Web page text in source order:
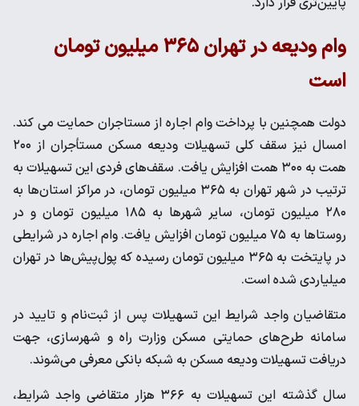
وام ودیعه در تهران ۳۶۵ میلیون تومان
است
دولت همچنین با پرداخت وام اجاره از مستاجران حمایت می کند.
امسال نیز سقف کلی تسهیلات ودیعه مسکن مستأجران از ۲۰۰
همت به ۳۰۰ همت افزایش یافت. سقف‌های فردی این تسهیلات به
ترتیب در شهر تهران به ۳۶۵ میلیون تومان، در مراکز استان‌ها به
۲۸۰ میلیون تومان، سایر شهرها به ۱۸۵ میلیون تومان و در
روستاها به ۷۵ میلیون تومان افزایش یافت. وام اجاره در شرایطی
در پایتخت به ۳۶۵ میلیون تومان رسیده که پول‌پیش‌ها در تهران
میلیاردی شده است.
متقاضیان واجد شرایط این تسهیلات پس از ثبت‌نام و تایید در
سامانه طرح‌های حمایتی مسکن وزارت راه و شهرسازی، جهت
دریافت تسهیلات ودیعه مسکن به شبکه بانکی معرفی می‌شوند.
سال گذشته این تسهیلات به ۳۶۶ هزار متقاضی واجد شرایط،